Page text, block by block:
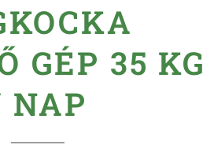
GÉP 35 KG
NAP